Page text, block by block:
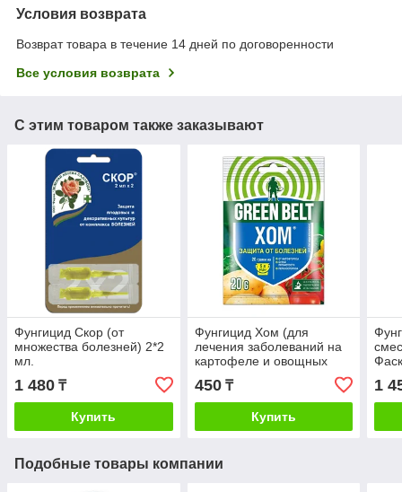
Условия возврата
Возврат товара в течение 14 дней по договоренности
Все условия возврата
С этим товаром также заказывают
Фунгицид Скор (от
множества болезней) 2*2
мл.
1 480 ₸
Купить
Фунгицид Хом (для
лечения заболеваний на
картофеле и овощных
культур) 20г
450₸
Купить
1
Подобные товары компании